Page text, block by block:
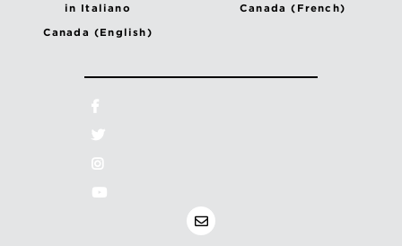
in Italiano
Canada (French)
Canada (English)